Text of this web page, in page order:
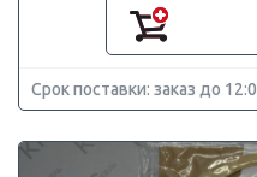
Срок поставки: заказ до